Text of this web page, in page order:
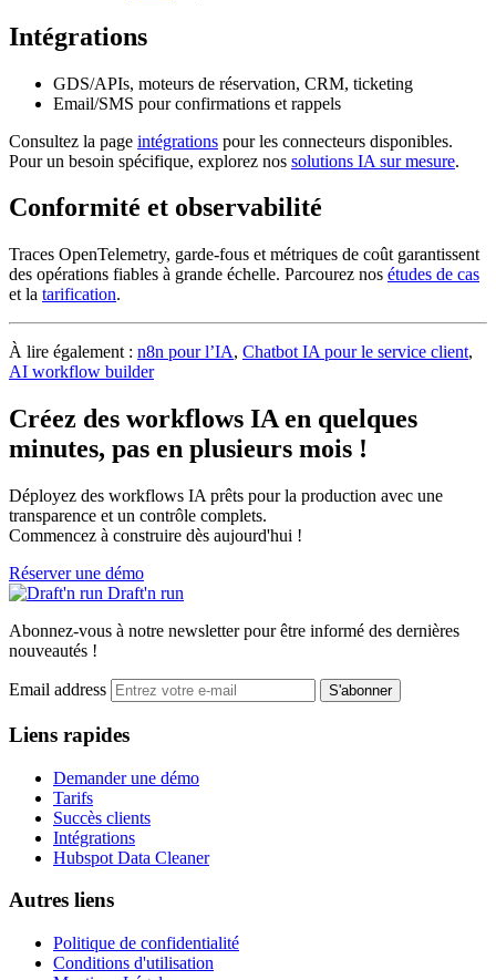
Intégrations
GDS/APIs, moteurs de réservation, CRM, ticketing
Email/SMS pour confirmations et rappels
Consultez la page intégrations pour les connecteurs disponibles.
Pour un besoin spécifique, explorez nos solutions IA sur mesure.
Conformité et observabilité
Traces OpenTelemetry, garde-fous et métriques de coût garantissent
des opérations fiables à grande échelle. Parcourez nos études de cas
et la tarification.
À lire également : n8n pour l’IA, Chatbot IA pour le service client,
AI workflow builder
Créez des workflows IA en quelques
minutes, pas en plusieurs mois !
Déployez des workflows IA prêts pour la production avec une
transparence et un contrôle complets.
Commencez à construire dès aujourd'hui !
Réserver une démo
Draft'n run
Abonnez-vous à notre newsletter pour être informé des dernières
nouveautés !
Email address S'abonner
Liens rapides
Demander une démo
Tarifs
Succès clients
Intégrations
Hubspot Data Cleaner
Autres liens
Politique de confidentialité
Conditions d'utilisation